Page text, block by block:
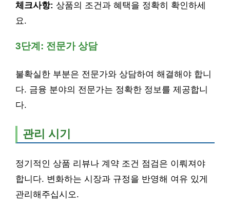
체크사항: 상품의 조건과 혜택을 정확히 확인하세
요.
3단계: 전문가 상담
불확실한 부분은 전문가와 상담하여 해결해야 합니
다. 금융 분야의 전문가는 정확한 정보를 제공합니
다.
관리 시기
정기적인 상품 리뷰나 계약 조건 점검은 이뤄져야
합니다. 변화하는 시장과 규정을 반영해 여유 있게
관리해주십시오.